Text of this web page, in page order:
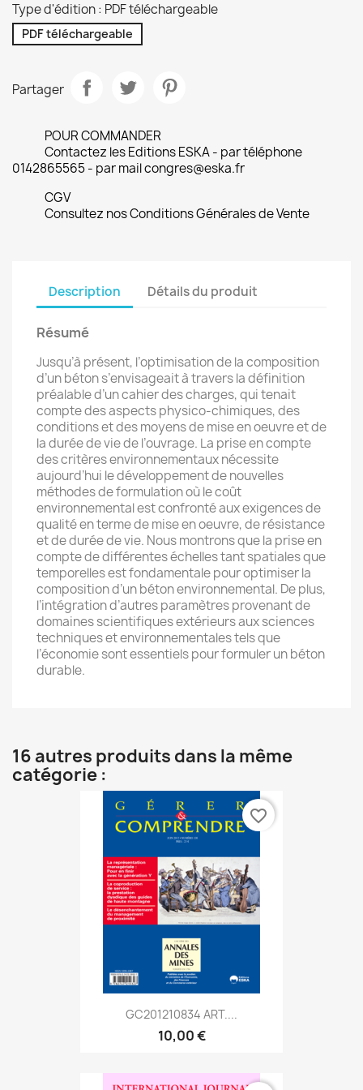
Type d'édition : PDF téléchargeable
PDF téléchargeable
Partager
POUR COMMANDER
Contactez les Editions ESKA - par téléphone
0142865565 - par mail congres@eska.fr
CGV
Consultez nos Conditions Générales de Vente
Description Détails du produit
Résumé
Jusqu’à présent, l’optimisation de la composition
d’un béton s’envisageait à travers la définition
préalable d’un cahier des charges, qui tenait
compte des aspects physico-chimiques, des
conditions et des moyens de mise en oeuvre et de
la durée de vie de l’ouvrage. La prise en compte
des critères environnementaux nécessite
aujourd’hui le développement de nouvelles
méthodes de formulation où le coût
environnemental est confronté aux exigences de
qualité en terme de mise en oeuvre, de résistance
et de durée de vie. Nous montrons que la prise en
compte de différentes échelles tant spatiales que
temporelles est fondamentale pour optimiser la
composition d’un béton environnemental. De plus,
l’intégration d’autres paramètres provenant de
domaines scientifiques extérieurs aux sciences
techniques et environnementales tels que
l’économie sont essentiels pour formuler un béton
durable.
16 autres produits dans la même
catégorie :
GC201210834 ART....
10,00 €
favorite_border